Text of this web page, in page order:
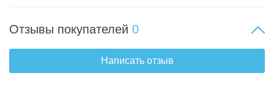
Отзывы покупателей 0
Написать отзыв